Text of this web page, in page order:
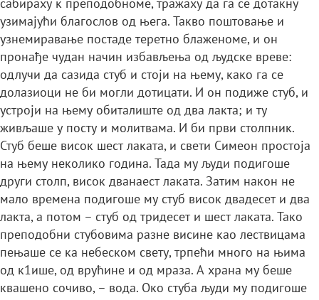
сабираху к преподобноме, тражаху да га се дотакну
узимајући благослов од њега. Такво поштовање и
узнемиравање постаде теретно блаженоме, и он
пронађе чудан начин избављења од људске вреве:
одлучи да сазида стуб и стоји на њему, како га се
долазиоци не би могли дотицати. И он подиже стуб, и
устроји на њему обиталиште од два лакта; и ту
живљаше у посту и молитвама. И би први столпник.
Стуб беше висок шест лаката, и свети Симеон простоја
на њему неколико година. Тада му људи подигоше
други столп, висок дванаест лаката. Затим након не
мало времена подигоше му стуб висок двадесет и два
лакта, а потом – стуб од тридесет и шест лаката. Тако
преподобни стубовима разне висине као лествицама
пењаше се ка небеском свету, трпећи много на њима
од к1ише, од врућине и од мраза. А храна му беше
квашено сочиво, – вода. Око стуба људи му подигоше